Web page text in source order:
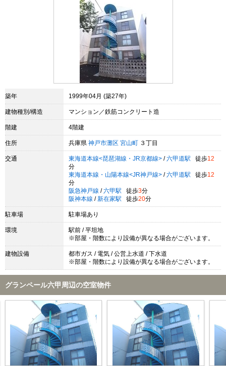
築年 1999年04月 (築27年)
建物種別/構造 マンション／鉄筋コンクリート造
階建 4階建
住所 兵庫県 神戸市灘区 宮山町 ３丁目
交通 東海道本線<琵琶湖線・JR京都線> / 六甲道駅 徒歩12
分
東海道本線・山陽本線<JR神戸線> / 六甲道駅 徒歩12
分
阪急神戸線 / 六甲駅 徒歩3分
阪神本線 / 新在家駅 徒歩20分
駐車場 駐車場あり
環境
駅前 / 平坦地
※部屋・階数により設備が異なる場合がございます。
建物設備
都市ガス / 電気 / 公営上水道 / 下水道
※部屋・階数により設備が異なる場合がございます。
グランペール六甲周辺の空室物件